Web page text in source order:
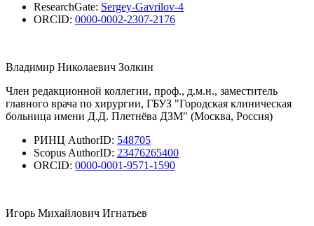
ResearchGate: Sergey-Gavrilov-4
ORCID: 0000-0002-2307-2176
Владимир Николаевич Золкин
Член редакционной коллегии, проф., д.м.н., заместитель
главного врача по хирургии, ГБУЗ "Городская клиническая
больница имени Д.Д. Плетнёва ДЗМ" (Москва, Россия)
РИНЦ AuthorID: 548705
Scopus AuthorID: 23476265400
ORCID: 0000-0001-9571-1590
Игорь Михайлович Игнатьев